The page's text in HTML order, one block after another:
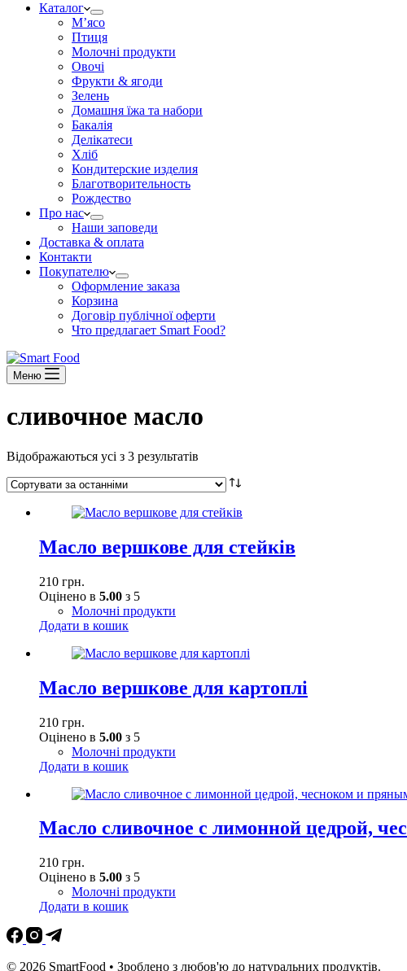
Каталог
М’ясо
Птиця
Молочні продукти
Овочі
Фрукти & ягоди
Зелень
Домашня їжа та набори
Бакалія
Делікатеси
Хліб
Кондитерские изделия
Благотворительность
Рождество
Про нас
Наши заповеди
Доставка & оплата
Контакти
Покупателю
Оформление заказа
Корзина
Договір публічної оферти
Что предлагает Smart Food?
Меню
сливочное масло
Відображаються усі з 3 результатів
останнім
Масло вершкове для стейків
210 грн.
Оцінено в 5.00 з 5
Молочні продукти
Додати в кошик
Масло вершкове для картоплі
210 грн.
Оцінено в 5.00 з 5
Молочні продукти
Додати в кошик
Масло сливочное с лимонной цедрой,
210 грн.
Оцінено в 5.00 з 5
Молочні продукти
Додати в кошик
© 2026 SmartFood • Зроблено з любов'ю до натуральних продуктів.